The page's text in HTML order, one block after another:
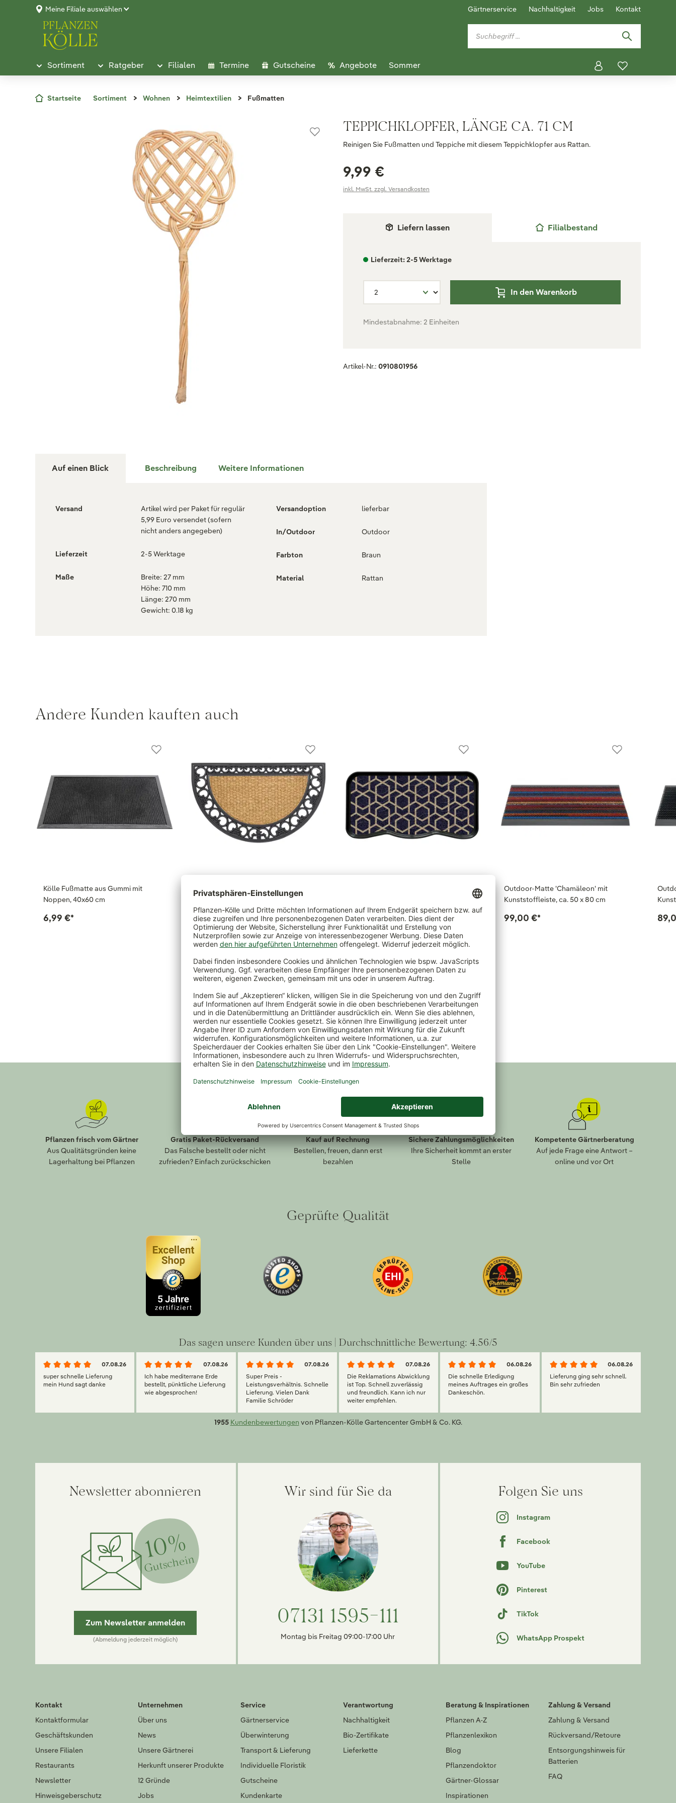
Meine Filiale auswählen Gärtnerservice Nachhaltigkeit Jobs Kontakt
Sortiment Ratgeber Filialen Termine Gutscheine Angebote Sommer
Startseite Sortiment Wohnen Heimtextilien Fußmatten
TEPPICHKLOPFER, LÄNGE CA. 71 CM
Reinigen Sie Fußmatten und Teppiche mit diesem Teppichklopfer aus Rattan.
9,99 €
inkl. MwSt. zzgl. Versandkosten
Liefern lassen Filialbestand
Lieferzeit: 2-5 Werktage
In den Warenkorb
Mindestabnahme: 2 Einheiten
Artikel-Nr.: 0910801956
Auf einen Blick Beschreibung Weitere Informationen
Versand
Artikel wird per Paket für regulär
5,99 Euro versendet (sofern
nicht anders angegeben)
Lieferzeit 2-5 Werktage
Maße
Breite: 27 mm
Höhe: 710 mm
Länge: 270 mm
Gewicht: 0.18 kg
Versandoption lieferbar
In/Outdoor Outdoor
Farbton Braun
Material Rattan
Andere Kunden kauften auch
Kölle Fußmatte aus Gummi mit
Noppen, 40x60 cm
6,99 €*
Kölle Kokos Fußmatte mit
Gummirand, halbrund, 45x75 cm
9,99 €* 8,99 €*
Outdoor-Matte 'Chamäleon' mit
Kunststoffleiste, ca. 50 x 80 cm
99,00 €*
Pflanzen frisch vom Gärtner
Aus Qualitätsgründen keine
Lagerhaltung bei Pflanzen
Gratis Paket-Rückversand
Das Falsche bestellt oder nicht
zufrieden? Einfach zurückschicken
Kauf auf Rechnung
Bestellen, freuen, dann erst
bezahlen
Sichere Zahlungsmöglichkeiten
Ihre Sicherheit kommt an erster
Stelle
Kompetente Gärtnerberatung
Auf jede Frage eine Antwort –
online und vor Ort
Geprüfte Qualität
Das sagen unsere Kunden über uns | Durchschnittliche Bewertung: 4.56/5
07.08.26
super schnelle Lieferung
mein Hund sagt danke
07.08.26
Ich habe mediterrane Erde
bestellt, pünktliche Lieferung
wie abgesprochen!
07.08.26
Super Preis -
Leistungsverhältnis. Schnelle
Lieferung. Vielen Dank
Familie Schröder
07.08.26
Die Reklamations Abwicklung
ist Top. Schnell zuverlässig
und freundlich. Kann ich nur
weiter empfehlen.
06.08.26
Die schnelle Erledigung
meines Auftrages ein großes
Dankeschön.
06.08.26
Lieferung ging sehr schnell.
Bin sehr zufrieden
1955 Kundenbewertungen von Pflanzen-Kölle Gartencenter GmbH & Co. KG.
Newsletter abonnieren
10%
Gutschein
Zum Newsletter anmelden
(Abmeldung jederzeit möglich)
Wir sind für Sie da
07131 1595-111
Montag bis Freitag 09:00-17:00 Uhr
Folgen Sie uns
Instagram
Facebook
YouTube
Pinterest
TikTok
WhatsApp Prospekt
Kontakt
Kontaktformular
Geschäftskunden
Unsere Filialen
Restaurants
Newsletter
Hinweisgeberschutz
Unternehmen
Über uns
News
Unsere Gärtnerei
Herkunft unserer Produkte
12 Gründe
Jobs
Service
Gärtnerservice
Überwinterung
Transport & Lieferung
Individuelle Floristik
Gutscheine
Kundenkarte
Verantwortung
Nachhaltigkeit
Bio-Zertifikate
Lieferkette
Beratung & Inspirationen
Pflanzen A-Z
Pflanzenlexikon
Blog
Pflanzendoktor
Gärtner-Glossar
Inspirationen
Zahlung & Versand
Zahlung & Versand
Rückversand/Retoure
Entsorgungshinweis für
Batterien
FAQ